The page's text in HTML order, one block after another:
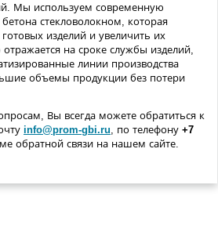
Мы используем современную
стекловолокном, которая
изделий и увеличить их
на сроке службы изделий,
линии производства
объемы продукции без потери
Вы всегда можете обратиться к
info@prom-gbi.ru , по телефону +7
обратной связи на нашем сайте.